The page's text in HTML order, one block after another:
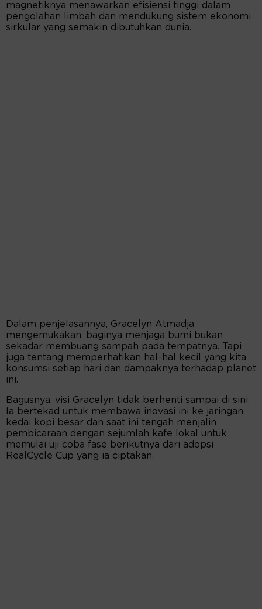
magnetiknya menawarkan efisiensi tinggi dalam
pengolahan limbah dan mendukung sistem ekonomi
sirkular yang semakin dibutuhkan dunia.
Dalam penjelasannya, Gracelyn Atmadja
mengemukakan, baginya menjaga bumi bukan
sekadar membuang sampah pada tempatnya. Tapi
juga tentang memperhatikan hal-hal kecil yang kita
konsumsi setiap hari dan dampaknya terhadap planet
ini.
Bagusnya, visi Gracelyn tidak berhenti sampai di sini.
Ia bertekad untuk membawa inovasi ini ke jaringan
kedai kopi besar dan saat ini tengah menjalin
pembicaraan dengan sejumlah kafe lokal untuk
memulai uji coba fase berikutnya dari adopsi
RealCycle Cup yang ia ciptakan.